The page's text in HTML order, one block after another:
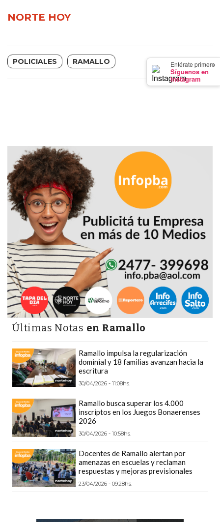
×
Entérate primero
Síguenos en
Instagram
DE
LOS
MEJORES
SUPLEMENTOS
DEPORTIVOS
EN
PERGAMINO:
LOS
MEJORES
PRECIOS
WHEY
PROTEIN
EN
PERGAMINO:
DÓNDE
COMPRAR
EL
MEJOR
DE
PERGAMINO
CREAR
TIENDA
ONLINE
GRATIS
SUPLEMENTOS
DEPORTIVOS
EN
PERGAMINO:
DÓNDE
NORTE HOY
POLICIALES RAMALLO
Últimas Notas en Ramallo
Ramallo impulsa la regularización
dominial y 18 familias avanzan hacia la
escritura
30/04/2026 - 11:08hs.
Ramallo busca superar los 4.000
inscriptos en los Juegos Bonaerenses
2026
30/04/2026 - 10:58hs.
Docentes de Ramallo alertan por
amenazas en escuelas y reclaman
respuestas y mejoras previsionales
23/04/2026 - 09:28hs.